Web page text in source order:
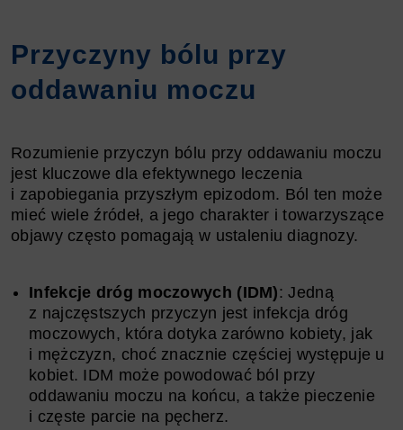
Przyczyny bólu przy
oddawaniu moczu
Rozumienie przyczyn bólu przy oddawaniu moczu
jest kluczowe dla efektywnego leczenia
i zapobiegania przyszłym epizodom. Ból ten może
mieć wiele źródeł, a jego charakter i towarzyszące
objawy często pomagają w ustaleniu diagnozy.
Infekcje dróg moczowych (IDM): Jedną
z najczęstszych przyczyn jest infekcja dróg
moczowych, która dotyka zarówno kobiety, jak
i mężczyzn, choć znacznie częściej występuje u
kobiet. IDM może powodować ból przy
oddawaniu moczu na końcu, a także pieczenie
i częste parcie na pęcherz.